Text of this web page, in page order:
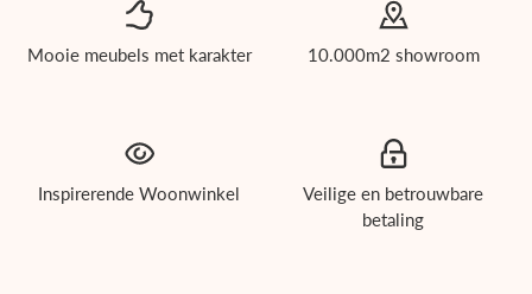
Mooie meubels met karakter 10.000m2 showroom
Inspirerende Woonwinkel
Veilige en betrouwbare
betaling